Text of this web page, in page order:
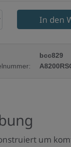
bcc829
um